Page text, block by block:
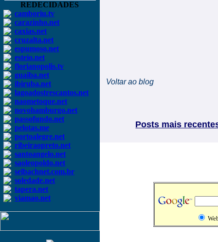
REDECIDADES
camboriu.tv
carazinho.net
caxias.net
cruzalta.net
espumoso.net
esteio.net
florianopolis.tv
guaiba.net
ibiruba.net
lagoadostrescantos.net
naometoque.net
novohamburgo.net
passofundo.net
pelotas.me
portoalegre.net
ribeiraopreto.net
santoangelo.net
saoleopoldo.net
selbachnet.com.br
soledade.net
tapera.net
viamao.net
Voltar ao blog
Posts mais